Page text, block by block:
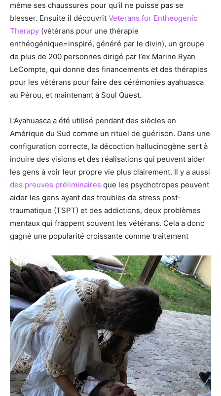
même ses chaussures pour qu’il ne puisse pas se
blesser. Ensuite il découvrit Veterans for Entheogenic
Therapy (vétérans pour une thérapie
enthéogénique=inspiré, généré par le divin), un groupe
de plus de 200 personnes dirigé par l’ex Marine Ryan
LeCompte, qui donne des financements et des thérapies
pour les vétérans pour faire des cérémonies ayahuasca
au Pérou, et maintenant à Soul Quest.
L’Ayahuasca a été utilisé pendant des siècles en
Amérique du Sud comme un rituel de guérison. Dans une
configuration correcte, la décoction hallucinogène sert à
induire des visions et des réalisations qui peuvent aider
les gens à voir leur propre vie plus clairement. Il y a aussi
des preuves préliminaires que les psychotropes peuvent
aider les gens ayant des troubles de stress post-
traumatique (TSPT) et des addictions, deux problèmes
mentaux qui frappent souvent les vétérans. Cela a donc
gagné une popularité croissante comme traitement